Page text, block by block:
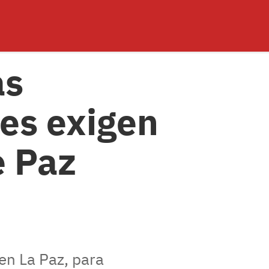
exigen
La Paz, para